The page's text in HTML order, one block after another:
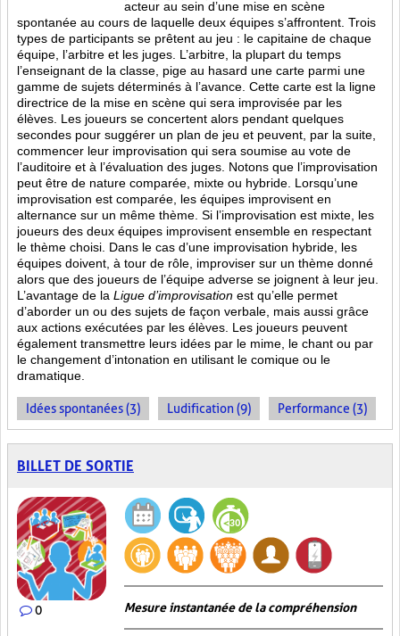
acteur au sein d’une mise en scène
spontanée au cours de laquelle deux équipes s’affrontent. Trois
types de participants se prêtent au jeu : le capitaine de chaque
équipe, l’arbitre et les juges. L’arbitre, la plupart du temps
l’enseignant de la classe, pige au hasard une carte parmi une
gamme de sujets déterminés à l’avance. Cette carte est la ligne
directrice de la mise en scène qui sera improvisée par les
élèves. Les joueurs se concertent alors pendant quelques
secondes pour suggérer un plan de jeu et peuvent, par la suite,
commencer leur improvisation qui sera soumise au vote de
l’auditoire et à l’évaluation des juges. Notons que l’improvisation
peut être de nature comparée, mixte ou hybride. Lorsqu’une
improvisation est comparée, les équipes improvisent en
alternance sur un même thème. Si l’improvisation est mixte, les
joueurs des deux équipes improvisent ensemble en respectant
le thème choisi. Dans le cas d’une improvisation hybride, les
équipes doivent, à tour de rôle, improviser sur un thème donné
alors que des joueurs de l’équipe adverse se joignent à leur jeu.
L’avantage de la Ligue d’improvisation est qu’elle permet
d’aborder un ou des sujets de façon verbale, mais aussi grâce
aux actions exécutées par les élèves. Les joueurs peuvent
également transmettre leurs idées par le mime, le chant ou par
le changement d’intonation en utilisant le comique ou le
dramatique.
Idées spontanées (3) Ludification (9) Performance (3)
BILLET DE SORTIE
0 Mesure instantanée de la compréhension